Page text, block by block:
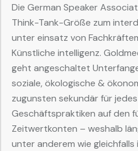
Die German Speaker
Think-Tank-Größe zum
unter einsatz von
Künstliche intelligenz.
geht angeschaltet
soziale, ökologische &
zugunsten sekundär für
Geschäftspraktiken auf den
Zeitwertkonten – weshalb
unter anderem wie gleichfalls